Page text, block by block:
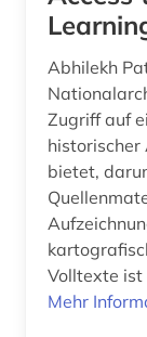
bayern. bayerisches staatsministerium für
Abhilekh
Zugriff auf
historischer
bietet,
Volltexte ist
Mehr